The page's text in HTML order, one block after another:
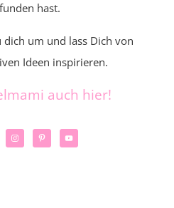
hast.
um und lass Dich von
Ideen inspirieren.
auch hier!